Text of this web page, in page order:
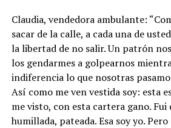
Claudia, vendedora ambulante:
sacar de la calle, a cada una de
la libertad de no salir. Un patrón
los gendarmes a golpearnos
indiferencia lo que nosotras
Así como me ven vestida soy: esta
me visto, con esta cartera gano. Fui
humillada, pateada. Esa soy yo.